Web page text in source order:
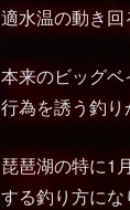
適水温の動き
本来のビッグ
行為を誘う釣
琵琶湖の特に1
する釣り方にな